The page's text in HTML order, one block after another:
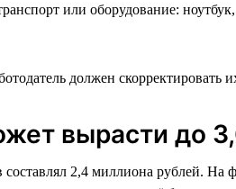
или оборудование:
должен
вырасти до
составлял 2,4 миллиона рублей.